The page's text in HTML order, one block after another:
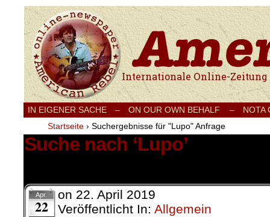
Internationale Onlinezeitung für Frieden,
IN EIGENER SACHE – ON OUR OWN BEHALF –
NOTA
Startseite › Suchergebnisse für "Lupo" Anfrage
Suche nach ‘Lupo’
Apr.
22
on 22. April 2019
Veröffentlicht In: Allgemein